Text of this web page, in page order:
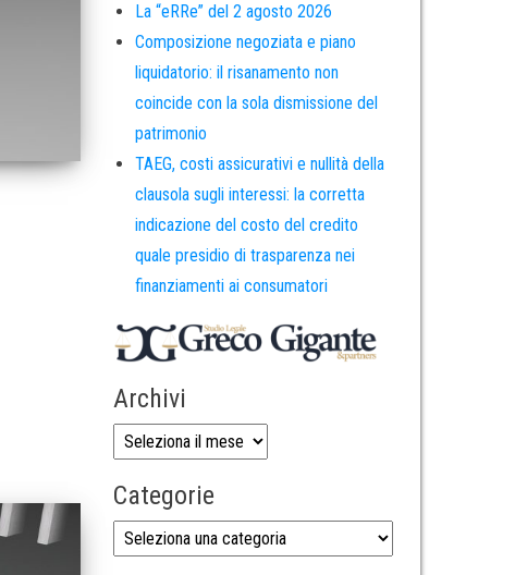
La “eRRe” del 2 agosto 2026
Composizione negoziata e piano
liquidatorio: il risanamento non
coincide con la sola dismissione del
patrimonio
TAEG, costi assicurativi e nullità della
clausola sugli interessi: la corretta
indicazione del costo del credito
quale presidio di trasparenza nei
finanziamenti ai consumatori
Archivi
Categorie